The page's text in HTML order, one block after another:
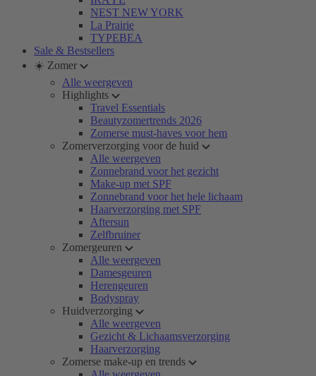
NEST NEW YORK
La Prairie
TYPEBEA
Sale & Bestsellers
☀️ Zomer
Alle weergeven
Highlights
Travel Essentials
Beautyzomertrends 2026
Zomerse must-haves voor hem
Zomerverzorging voor de huid
Alle weergeven
Zonnebrand voor het gezicht
Make-up met SPF
Zonnebrand voor het hele lichaam
Haarverzorging met SPF
Aftersun
Zelfbruiner
Zomergeuren
Alle weergeven
Damesgeuren
Herengeuren
Bodyspray
Huidverzorging
Alle weergeven
Gezicht & Lichaamsverzorging
Haarverzorging
Zomerse make-up en trends